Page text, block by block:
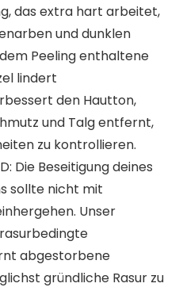
das extra hart arbeitet,
und dunklen
Peeling enthaltene
lindert
den Hautton,
und Talg entfernt,
zu kontrollieren.
Die Beseitigung deines
sollte nicht mit
Unser
abgestorbene
gründliche Rasur zu